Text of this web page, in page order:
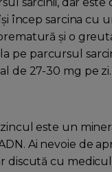
sarcinii, dar
încep sarcina cu
și o
pe parcursul
de 27-30 mg pe zi.
este un
Ai nevoie de
discută cu